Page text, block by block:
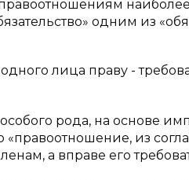
одним из
лица праву -
рода, на основе
из
а вправе его